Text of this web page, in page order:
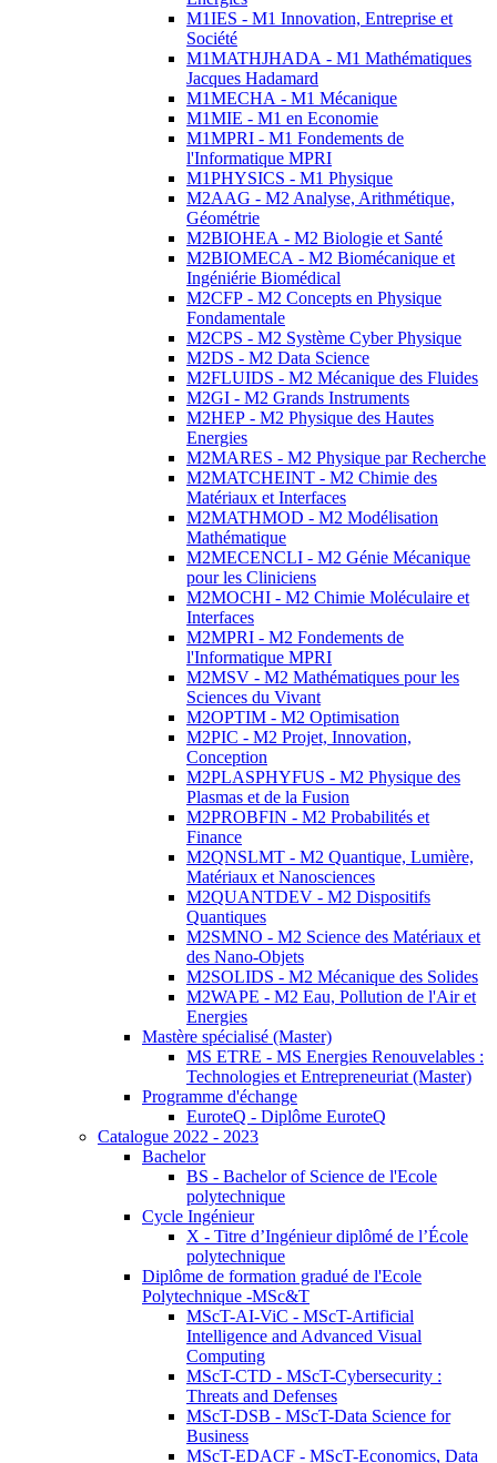
M1IES - M1 Innovation, Entreprise et
Société
M1MATHJHADA - M1 Mathématiques
Jacques Hadamard
M1MECHA - M1 Mécanique
M1MIE - M1 en Economie
M1MPRI - M1 Fondements de
l'Informatique MPRI
M1PHYSICS - M1 Physique
M2AAG - M2 Analyse, Arithmétique,
Géométrie
M2BIOHEA - M2 Biologie et Santé
M2BIOMECA - M2 Biomécanique et
Ingéniérie Biomédical
M2CFP - M2 Concepts en Physique
Fondamentale
M2CPS - M2 Système Cyber Physique
M2DS - M2 Data Science
M2FLUIDS - M2 Mécanique des Fluides
M2GI - M2 Grands Instruments
M2HEP - M2 Physique des Hautes
Energies
M2MARES - M2 Physique par Recherche
M2MATCHEINT - M2 Chimie des
Matériaux et Interfaces
M2MATHMOD - M2 Modélisation
Mathématique
M2MECENCLI - M2 Génie Mécanique
pour les Cliniciens
M2MOCHI - M2 Chimie Moléculaire et
Interfaces
M2MPRI - M2 Fondements de
l'Informatique MPRI
M2MSV - M2 Mathématiques pour les
Sciences du Vivant
M2OPTIM - M2 Optimisation
M2PIC - M2 Projet, Innovation,
Conception
M2PLASPHYFUS - M2 Physique des
Plasmas et de la Fusion
M2PROBFIN - M2 Probabilités et
Finance
M2QNSLMT - M2 Quantique, Lumière,
Matériaux et Nanosciences
M2QUANTDEV - M2 Dispositifs
Quantiques
M2SMNO - M2 Science des Matériaux et
des Nano-Objets
M2SOLIDS - M2 Mécanique des Solides
M2WAPE - M2 Eau, Pollution de l'Air et
Energies
Mastère spécialisé (Master)
MS ETRE - MS Energies Renouvelables :
Technologies et Entrepreneuriat (Master)
Programme d'échange
EuroteQ - Diplôme EuroteQ
Catalogue 2022 - 2023
Bachelor
BS - Bachelor of Science de l'Ecole
polytechnique
Cycle Ingénieur
X - Titre d’Ingénieur diplômé de l’École
polytechnique
Diplôme de formation gradué de l'Ecole
Polytechnique -MSc&T
MScT-AI-ViC - MScT-Artificial
Intelligence and Advanced Visual
Computing
MScT-CTD - MScT-Cybersecurity :
Threats and Defenses
MScT-DSB - MScT-Data Science for
Business
MScT-EDACF - MScT-Economics, Data